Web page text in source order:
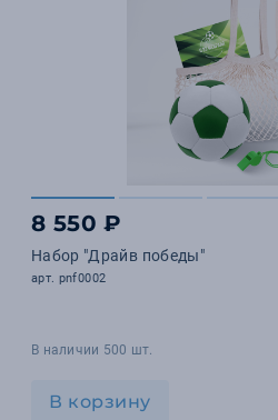
8 550 ₽
Набор "Драйв победы"
арт. pnf0002
В наличии 500 шт.
В корзину